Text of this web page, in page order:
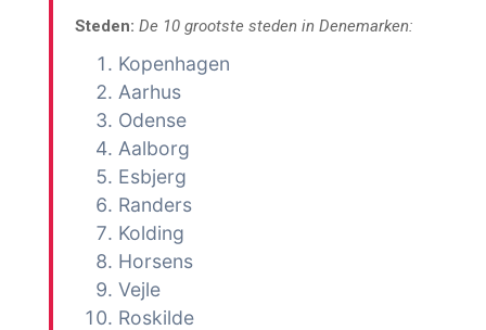
Steden: De 10 grootste steden in Denemarken:
Kopenhagen
Aarhus
Odense
Aalborg
Esbjerg
Randers
Kolding
Horsens
Vejle
Roskilde